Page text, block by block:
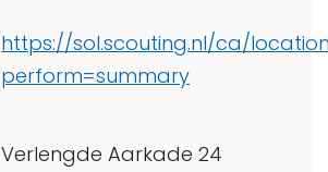
https://sol.scouting.nl/ca/
perform=summary
Verlengde Aarkade 24